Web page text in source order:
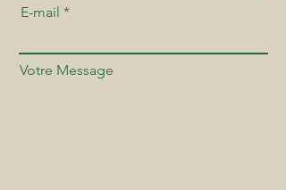
E-mail
Votre Message